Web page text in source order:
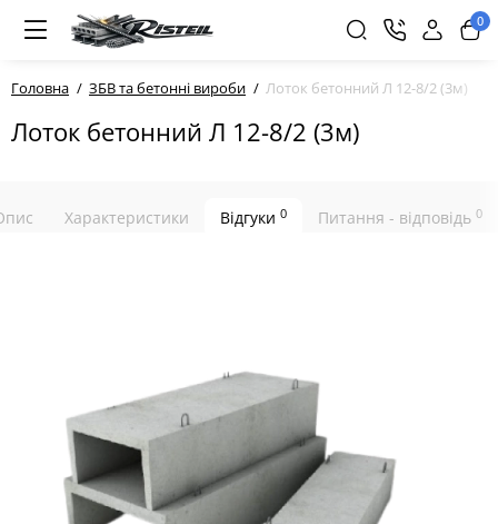
0
Головна ЗБВ та бетонні вироби Лоток бетонний Л 12-8/2 (3м)
Лоток бетонний Л 12-8/2 (3м)
Характеристики Відгуки 0 Питання - відповідь 0